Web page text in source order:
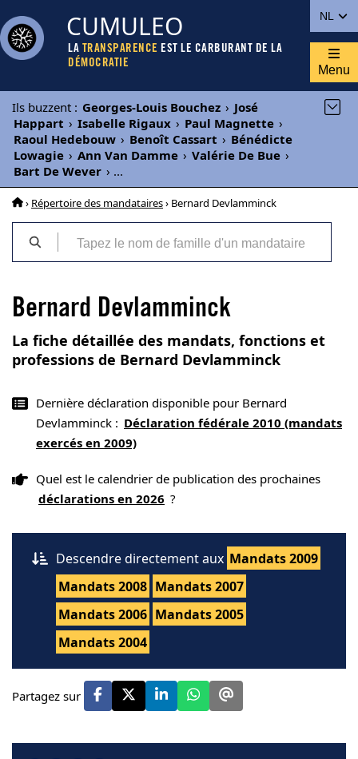
NL
CUMULEO
LA TRANSPARENCE EST LE CARBURANT DE LA
DÉMOCRATIE
Menu
Ils buzzent : Georges-Louis Bouchez › José
Happart › Isabelle Rigaux › Paul Magnette ›
Raoul Hedebouw › Benoît Cassart › Bénédicte
Lowagie › Ann Van Damme › Valérie De Bue ›
Bart De Wever › ...
› Répertoire des mandataires› Bernard Devlamminck
Bernard Devlamminck
La fiche détaillée des mandats, fonctions et
professions de Bernard Devlamminck
Dernière déclaration disponible pour Bernard
Devlamminck : Déclaration fédérale 2010 (mandats
exercés en 2009)
Quel est le calendrier de publication des prochaines
déclarations en 2026 ?
Descendre directement aux Mandats 2009
Mandats 2008 Mandats 2007
Mandats 2006 Mandats 2005
Mandats 2004
Partagez sur